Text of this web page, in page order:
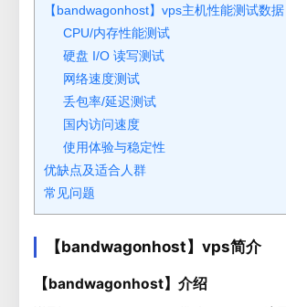
【bandwagonhost】vps主机性能测试数据
CPU/内存性能测试
硬盘 I/O 读写测试
网络速度测试
丢包率/延迟测试
国内访问速度
使用体验与稳定性
优缺点及适合人群
常见问题
【bandwagonhost】vps简介
【bandwagonhost】介绍